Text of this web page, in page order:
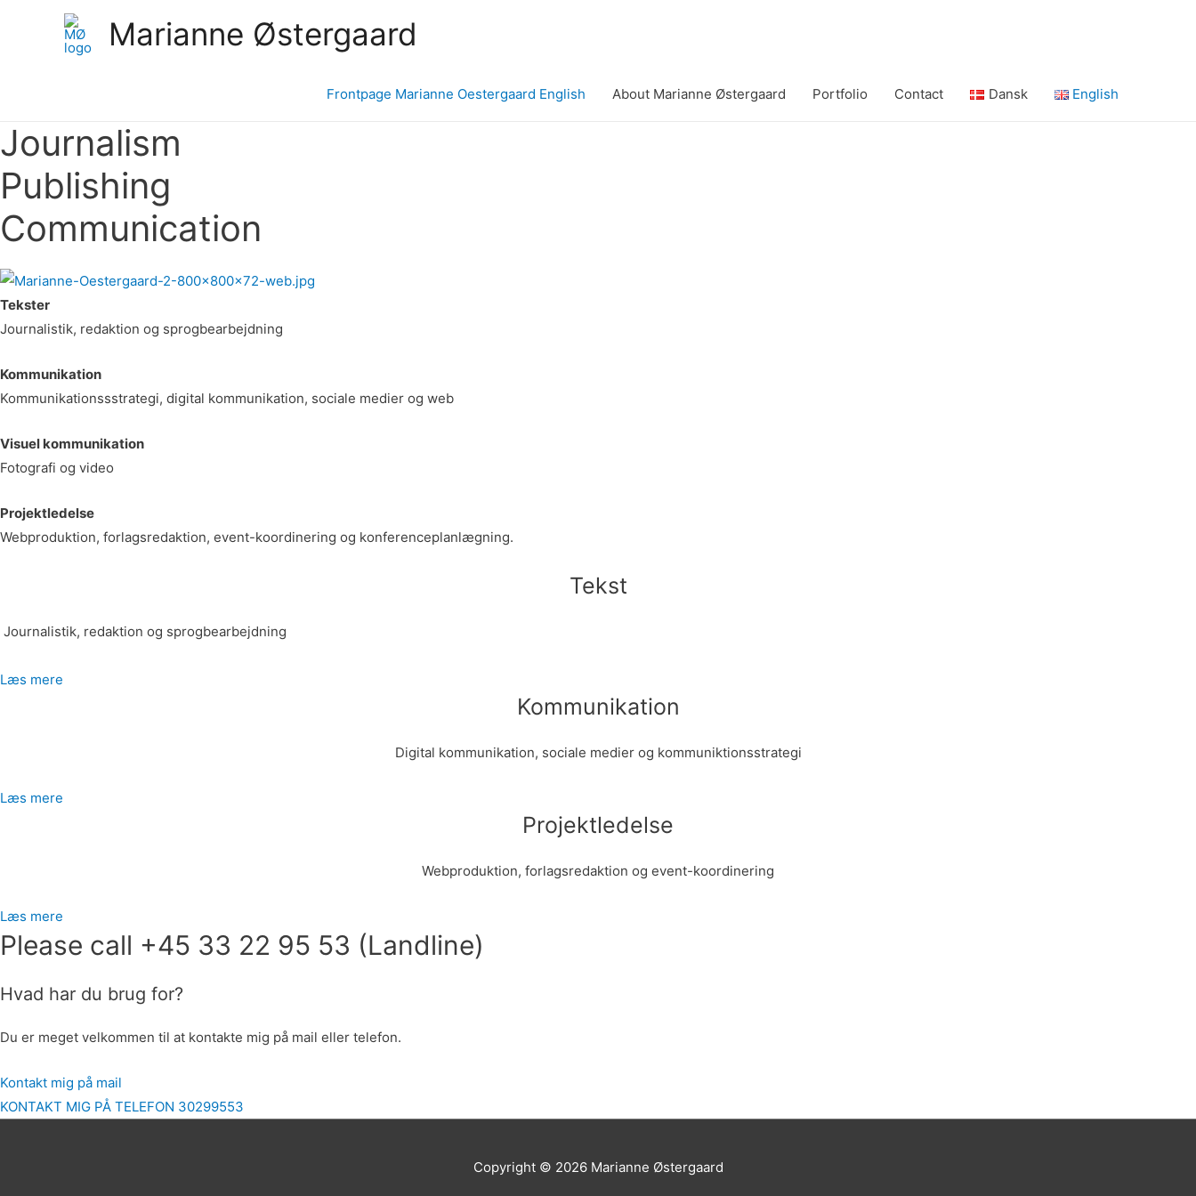
Marianne Østergaard
Frontpage Marianne Oestergaard English About Marianne Østergaard Portfolio Contact Dansk English
Journalism
Publishing
Communication
Tekster
Journalistik, redaktion og sprogbearbejdning
Kommunikation
Kommunikationssstrategi, digital kommunikation, sociale medier og web
Visuel kommunikation
Fotografi og video
Projektledelse
Webproduktion, forlagsredaktion, event-koordinering og konferenceplanlægning.
Tekst
Journalistik, redaktion og sprogbearbejdning
Læs mere
Kommunikation
Digital kommunikation, sociale medier og kommuniktionsstrategi
Læs mere
Projektledelse
Webproduktion, forlagsredaktion og event-koordinering
Læs mere
Please call +45 33 22 95 53 (Landline)
Hvad har du brug for?
Du er meget velkommen til at kontakte mig på mail eller telefon.
Kontakt mig på mail
KONTAKT MIG PÅ TELEFON 30299553
Copyright © 2026 Marianne Østergaard